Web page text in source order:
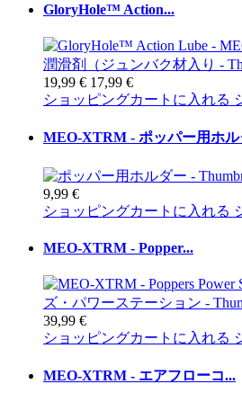
GloryHole™ Action...
19,99 € 17,99 €
ショッピングカートに入れる
MEO-XTRM - ポッパー用ホル
9,99 €
ショッピングカートに入れる
MEO-XTRM - Popper...
39,99 €
ショッピングカートに入れる
MEO-XTRM - エアフローコ...